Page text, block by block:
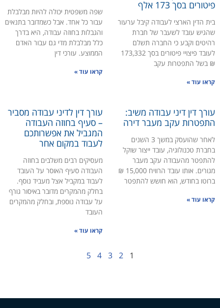
פיטורים בסך 173 אלף
בית הדין הארצי לעבודה קיבל ערעור
שהגיש עובד לשעבר של חברת
רהיטים וקבע כי החברה תשלם
לעובד פיצויי פיטורים בסך 173,332
₪ בשל התפטרות עקב
קראו עוד »
שפה משפטית יכולה להיות מבלבלת
עבור כל אחד. אבל כשמדובר בתנאים
והגבלות בחוזה עבודה, היא בדרך
כלל מבלבלת מדי גם עבור האדם
הממוצע. עורכי דין
קראו עוד »
עורך דין דיני עבודה משיב:
התפטרות עקב מעבר דירה
לאחר שהועסק במשך 3 השנים
בחברת טכנולוגיה, עובד ייצור שוקל
להתפטר מהעבודה עקב מעבר
מגורים. אותו עובד הרוויח 15,000 ₪
ברוטו בחודש, הוא חושש להתפטר
קראו עוד »
עורך דין לדיני עבודה מסביר
– סעיף בחוזה העבודה
המגביל את אפשרותכם
לעבוד במקום אחר
מעסיקים רבים משלבים בחוזה
העבודה סעיף האוסר על העובד
לעבוד במקביל אצל מעביד נוסף.
בחלק מהמקרים מדובר באיסור גורף
על עבודה נוספת, ובחלק מהמקרים
העובד
קראו עוד »
1
2
3
4
5